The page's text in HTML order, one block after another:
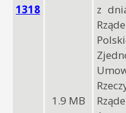
1318
1.9 MB
z